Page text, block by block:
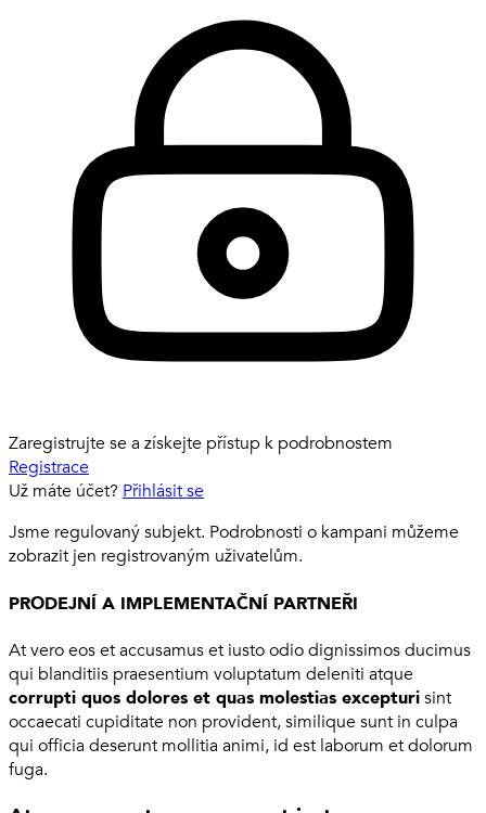
Zaregistrujte se a získejte přístup k podrobnostem
Registrace
Už máte účet? Přihlásit se
Jsme regulovaný subjekt. Podrobnosti o kampani můžeme
zobrazit jen registrovaným uživatelům.
PRODEJNÍ A IMPLEMENTAČNÍ PARTNEŘI
At vero eos et accusamus et iusto odio dignissimos ducimus
qui blanditiis praesentium voluptatum deleniti atque
corrupti quos dolores et quas molestias excepturisint
occaecati cupiditate non provident, similique sunt in culpa
qui officia deserunt mollitia animi, id est laborum et dolorum
fuga.